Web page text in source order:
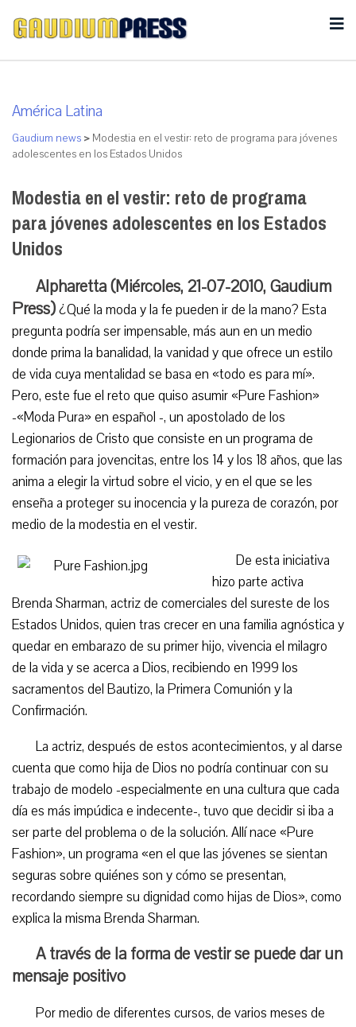
América Latina
Gaudium news > Modestia en el vestir: reto de programa para jóvenes
adolescentes en los Estados Unidos
Modestia en el vestir: reto de programa
para jóvenes adolescentes en los Estados
Unidos
Alpharetta (Miércoles, 21-07-2010, Gaudium
Press)¿Qué la moda y la fe pueden ir de la mano? Esta
pregunta podría ser impensable, más aun en un medio
donde prima la banalidad, la vanidad y que ofrece un estilo
de vida cuya mentalidad se basa en «todo es para mí».
Pero, este fue el reto que quiso asumir «Pure Fashion»
-«Moda Pura» en español -, un apostolado de los
Legionarios de Cristo que consiste en un programa de
formación para jovencitas, entre los 14 y los 18 años, que las
anima a elegir la virtud sobre el vicio, y en el que se les
enseña a proteger su inocencia y la pureza de corazón, por
medio de la modestia en el vestir.
De esta iniciativa
hizo parte activa
Brenda Sharman, actriz de comerciales del sureste de los
Estados Unidos, quien tras crecer en una familia agnóstica y
quedar en embarazo de su primer hijo, vivencia el milagro
de la vida y se acerca a Dios, recibiendo en 1999 los
sacramentos del Bautizo, la Primera Comunión y la
Confirmación.
La actriz, después de estos acontecimientos, y al darse
cuenta que como hija de Dios no podría continuar con su
trabajo de modelo -especialmente en una cultura que cada
día es más impúdica e indecente-, tuvo que decidir si iba a
ser parte del problema o de la solución. Allí nace «Pure
Fashion», un programa «en el que las jóvenes se sientan
seguras sobre quiénes son y cómo se presentan,
recordando siempre su dignidad como hijas de Dios», como
explica la misma Brenda Sharman.
A través de la forma de vestir se puede dar un
mensaje positivo
Por medio de diferentes cursos, de varios meses de